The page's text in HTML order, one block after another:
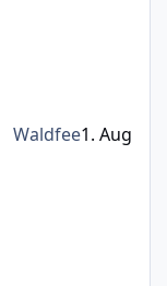
Waldfee1. Aug